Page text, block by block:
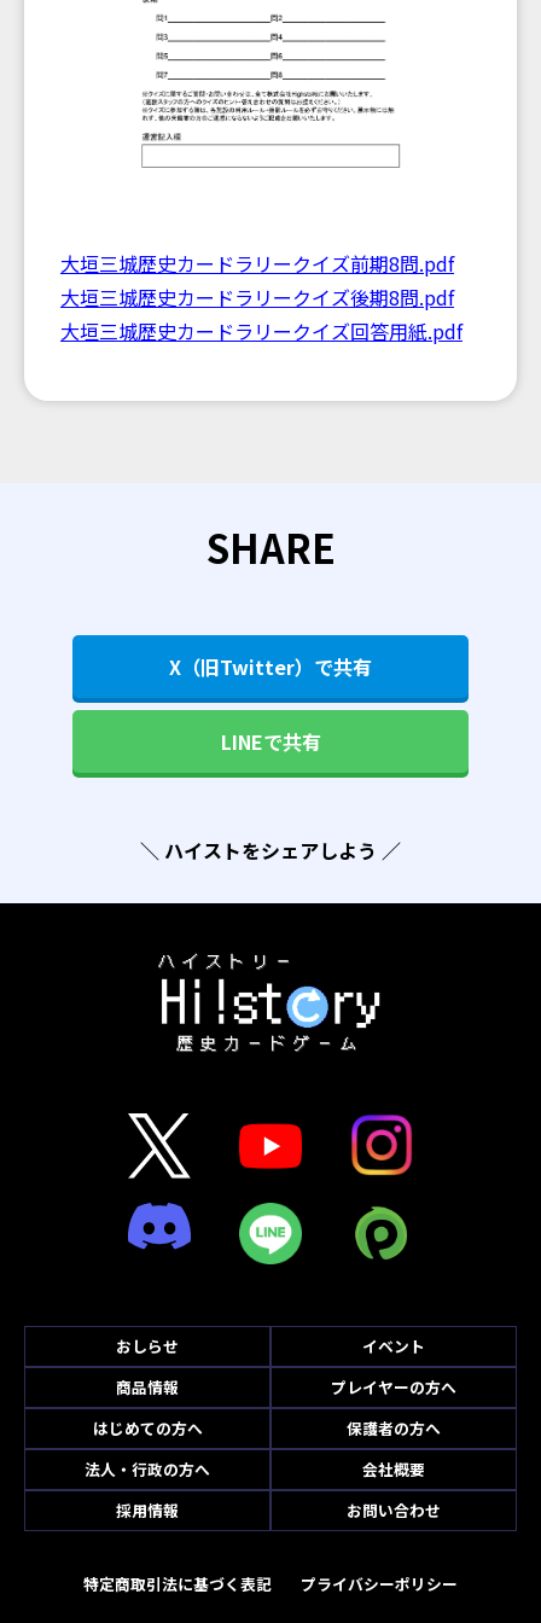
大垣三城歴史カードラリークイズ前期8問.pdf
大垣三城歴史カードラリークイズ後期8問.pdf
大垣三城歴史カードラリークイズ回答用紙.pdf
SHARE
X（旧Twitter）で共有
LINEで共有
＼ ハイストをシェアしよう ／
おしらせ
イベント
商品情報
プレイヤーの方へ
はじめての方へ
保護者の方へ
法人・行政の方へ
会社概要
採用情報
お問い合わせ
特定商取引法に基づく表記 プライバシーポリシー